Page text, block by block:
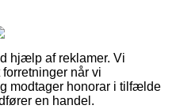
hjælp af reklamer. Vi
når vi
modtager honorar i tilfælde
en handel.